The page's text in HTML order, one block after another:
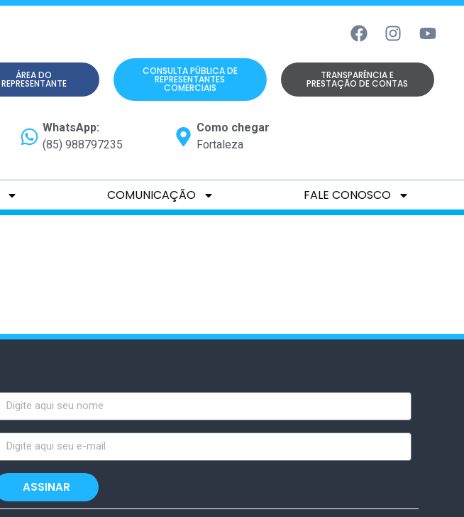
ÁREA DO
REPRESENTANTE
CONSULTA PÚBLICA DE
REPRESENTANTES
COMERCIAIS
TRANSPARÊNCIA E
PRESTAÇÃO DE CONTAS
WhatsApp:
(85) 988797235
Como chegar
Fortaleza
COMUNICAÇÃO FALE CONOSCO
ASSINAR